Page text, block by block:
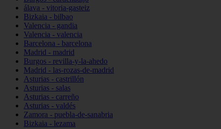
álava - vitoria-gasteiz
Bizkaia - bilbao
Valencia - gandia
Valencia - valencia
Barcelona - barcelona
Madrid - madrid
Burgos - revilla-y-la-ahedo
Madrid - las-rozas-de-madrid
Asturias - castrillón
Asturias - salas
Asturias - carreño
Asturias - valdés
Zamora - puebla-de-sanabria
Bizkaia - lezama